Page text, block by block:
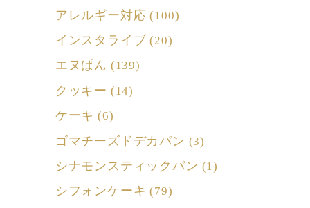
アレルギー対応 (100)
インスタライブ (20)
エヌぱん (139)
クッキー (14)
ケーキ (6)
ゴマチーズドデカパン (3)
シナモンスティックパン (1)
シフォンケーキ (79)